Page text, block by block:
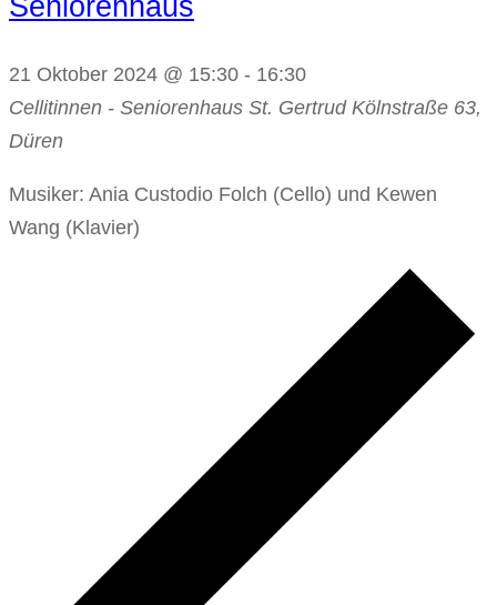
Seniorenhaus
21 Oktober 2024 @ 15:30 - 16:30
Cellitinnen - Seniorenhaus St. Gertrud Kölnstraße 63,
Düren
Musiker: Ania Custodio Folch (Cello) und Kewen
Wang (Klavier)